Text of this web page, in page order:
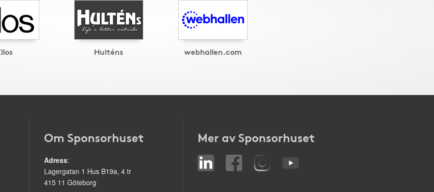
Hulténs webhallen.com
Om Sponsorhuset
Adress:
Lagergatan 1 Hus B19a, 4 tr
415 11 Göteborg
Mer av Sponsorhuset